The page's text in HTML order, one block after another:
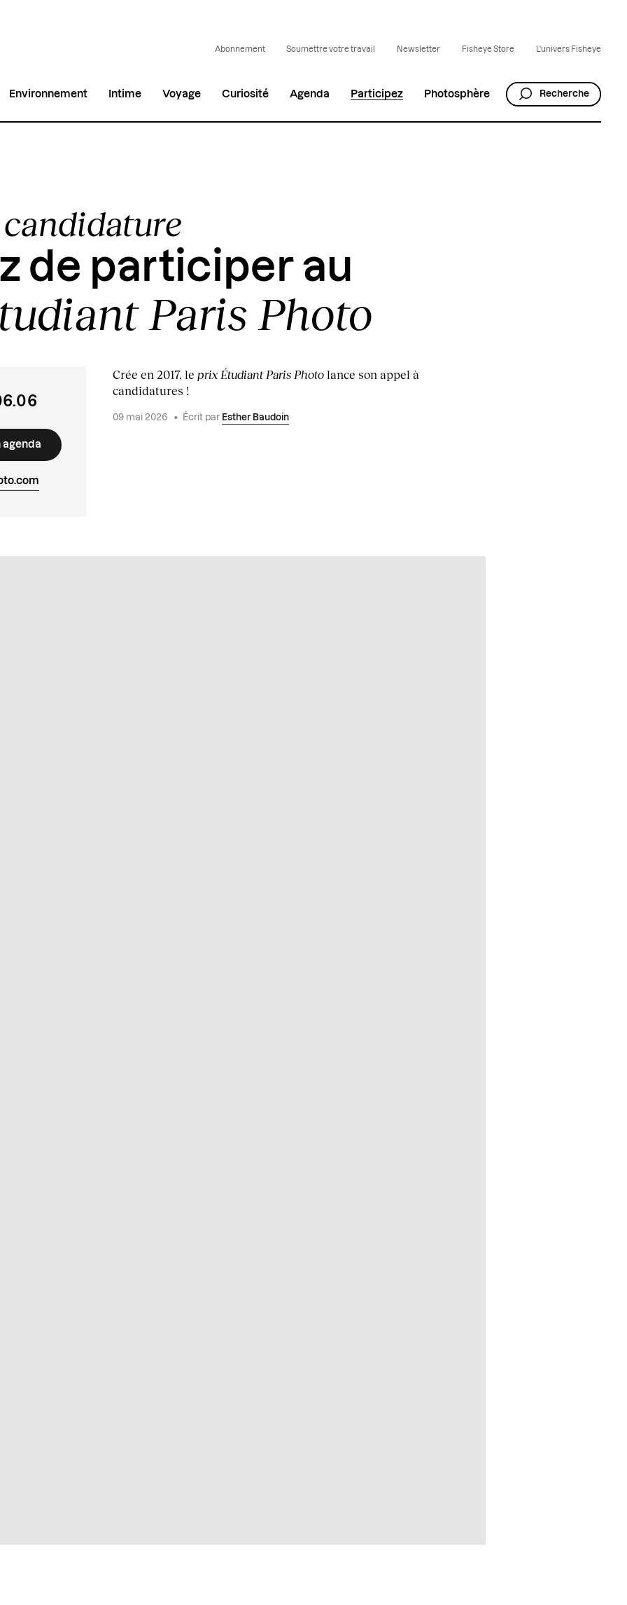
Abonnement Soumettre votre travail Newsletter Fisheye Store L'univers Fisheye
Environnement Intime Voyage Curiosité Agenda Participez Photosphère Recherche
de participer au
Paris Photo
agenda
Crée en 2017, le prix Étudiant Paris Photolance son appel à
candidatures !
09 mai 2026 • Écrit par Esther Baudoin